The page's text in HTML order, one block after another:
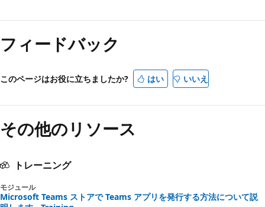
フィードバック
このページはお役に立ちましたか? はい いいえ
その他のリソース
トレーニング
モジュール
Microsoft Teams ストアで Teams アプリを発行する方法について説